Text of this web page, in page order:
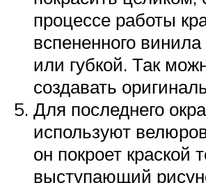
процессе работы
вспененного винила
или губкой. Так
создавать
Для последнего
используют
он покроет краской
выступающий